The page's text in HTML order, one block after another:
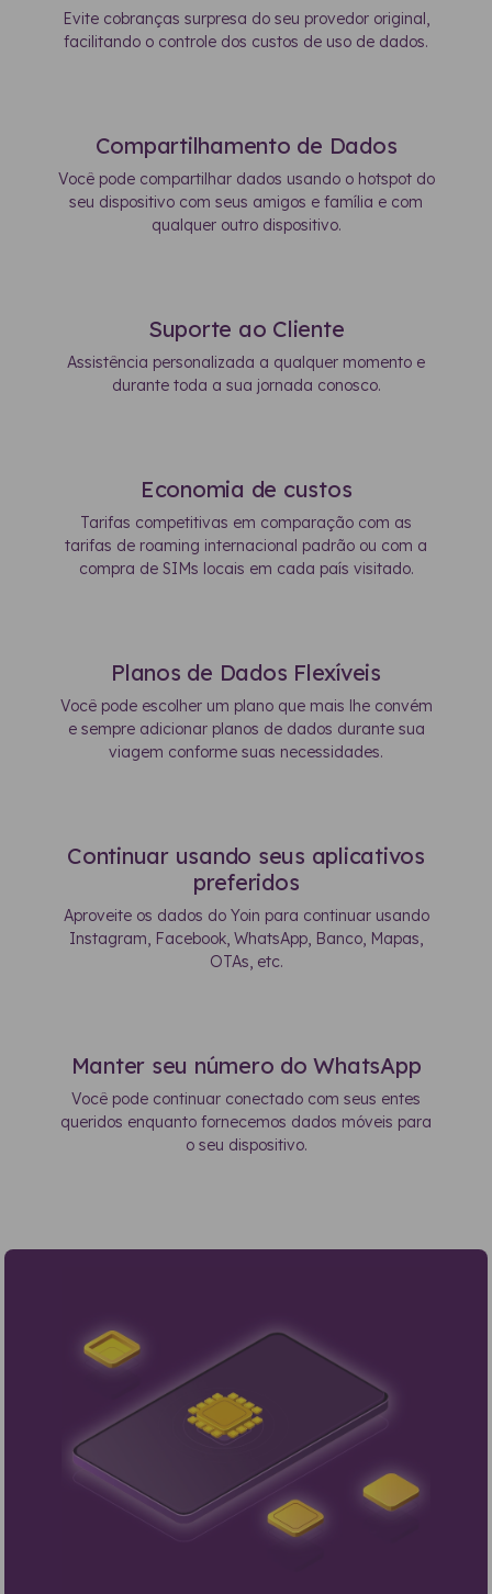
Evite cobranças surpresa do seu provedor original,
facilitando o controle dos custos de uso de dados.
Compartilhamento de Dados
Você pode compartilhar dados usando o hotspot do
seu dispositivo com seus amigos e família e com
qualquer outro dispositivo.
Suporte ao Cliente
Assistência personalizada a qualquer momento e
durante toda a sua jornada conosco.
Economia de custos
Tarifas competitivas em comparação com as
tarifas de roaming internacional padrão ou com a
compra de SIMs locais em cada país visitado.
Planos de Dados Flexíveis
Você pode escolher um plano que mais lhe convém
e sempre adicionar planos de dados durante sua
viagem conforme suas necessidades.
Continuar usando seus aplicativos
preferidos
Aproveite os dados do Yoin para continuar usando
Instagram, Facebook, WhatsApp, Banco, Mapas,
OTAs, etc.
Manter seu número do WhatsApp
Você pode continuar conectado com seus entes
queridos enquanto fornecemos dados móveis para
o seu dispositivo.